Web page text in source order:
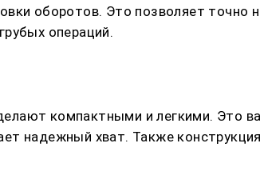
оборотов. Это позволяет
операций.
компактными и легкими. Это
надежный хват. Также